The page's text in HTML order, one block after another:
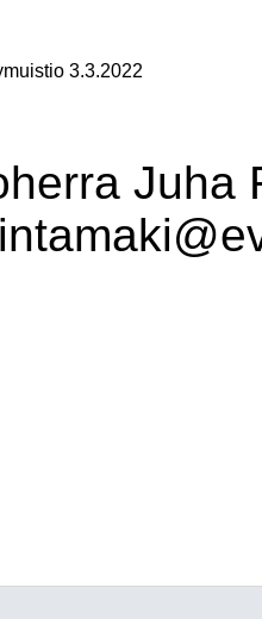
3.3.2022
Juha